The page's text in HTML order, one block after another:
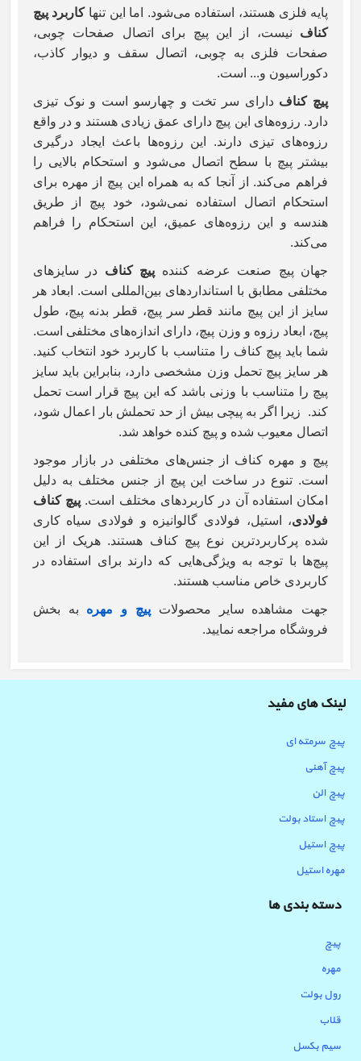
پایه فلزی هستند، استفاده می‌شود. اما این تنهاکاربرد پیچ
کناف نیست، از این پیچ برای اتصال صفحات چوبی،
صفحات فلزی به چوبی، اتصال سقف و دیوار کاذب،
دکوراسیون و... است.
پیچ کناف دارای سر تخت و چهارسو است و نوک تیزی
دارد. رزوه‌های این پیچ دارای عمق زیادی هستند و در واقع
رزوه‌های تیزی دارند. این رزوه‌ها باعث ایجاد درگیری
بیشتر پیچ با سطح اتصال می‌شود و استحکام بالایی را
فراهم می‌کند. از آنجا که به همراه این پیچ از مهره برای
استحکام اتصال استفاده نمی‌شود، خود پیچ از طریق
هندسه و این رزوه‌های عمیق، این استحکام را فراهم
می‌کند.
جهان پیچ صنعت عرضه کننده پیچ کناف در سایزهای
مختلفی مطابق با استانداردهای بین‌المللی است. ابعاد هر
سایز از این پیچ مانند قطر سر پیچ، قطر بدنه پیچ، طول
پیچ، ابعاد رزوه و وزن پیچ، دارای اندازه‌های مختلفی است.
شما باید پیچ کناف را متناسب با کاربرد خود انتخاب کنید.
هر سایز پیچ تحمل وزن مشخصی دارد، بنابراین باید سایز
پیچ را متناسب با وزنی باشد که این پیچ قرار است تحمل
کند.
زیرا اگر به پیچی بیش از حد تحملش بار اعمال شود،
اتصال معیوب شده و پیچ کنده خواهد شد.
پیچ و مهره کناف از جنس‌های مختلفی در بازار موجود
است. تنوع در ساخت این پیچ از جنس مختلف به دلیل
امکان استفاده آن در کاربردهای مختلف است. پیچ کناف
فولادی، استیل، فولادی گالوانیزه و فولادی سیاه کاری
شده پرکاربردترین نوع پیچ کناف هستند. هریک از این
پیچ‌ها با توجه به ویژگی‌هایی که دارند برای استفاده در
کاربردی خاص مناسب هستند.
جهت مشاهده سایر محصولات پیچ و مهره به بخش
فروشگاه مراجعه نمایید.
لینک های مفید
پیچ سرمته ای
پیچ آهنی
پیچ الن
پیچ استاد بولت
پیچ استیل
مهره استیل
دسته بندی ها
پیچ
مهره
رول بولت
قلاب
سیم بکسل